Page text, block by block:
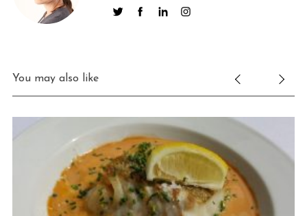
You may also like